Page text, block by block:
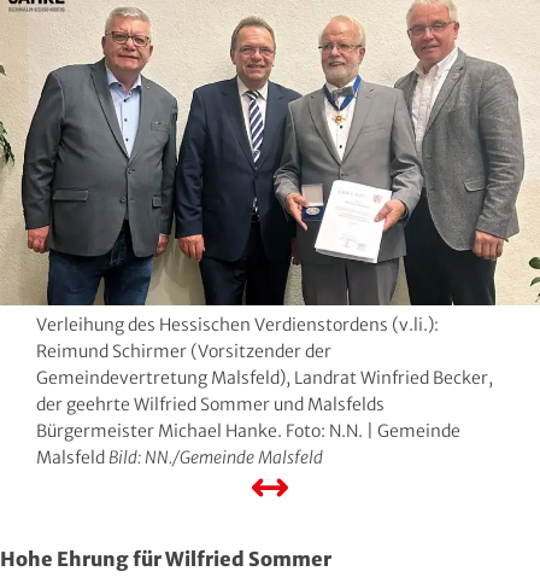
Verleihung des Hessischen Verdienstordens (v.li.):
Reimund Schirmer (Vorsitzender der
Gemeindevertretung Malsfeld), Landrat Winfried Becker,
der geehrte Wilfried Sommer und Malsfelds
Bürgermeister Michael Hanke. Foto: N.N. | Gemeinde
Malsfeld Bild: NN./Gemeinde Malsfeld
Hohe Ehrung für Wilfried Sommer
Hersfeld-Rotenburg
Hochtaunus
Lahn-Dill
Limburg-Weilburg
Main-Kinzig und Stadt Hanau
Main-Taunus
Marburg-Biedenkopf
Odenwald
Region Kassel
Baseball & Softball
Basketball
Behinderten- und Rehabilitations-Sport
Billard
Bob- und Schlittensport
Boxen
Cheerleading und Cheerperformance
Cricket
DAV
Dt. Olympische Gesellschaft
Hochschulsport
Kneipp-Bund Hessen
Naturfreunde Hessen
RKB Solidarität
Special Olympics
Sportklinik Frankfurt
Sportärzteverband